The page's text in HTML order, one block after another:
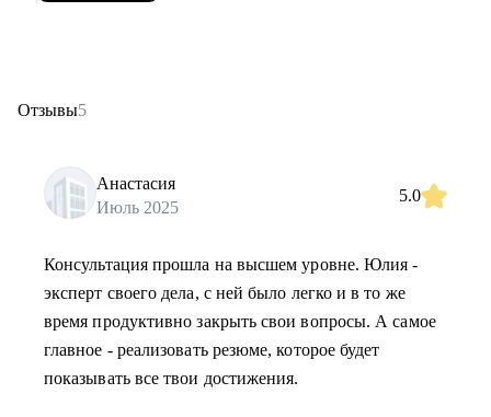
Отзывы5
Анастасия
Июль 2025
5.0
Консультация прошла на высшем уровне. Юлия -
эксперт своего дела, с ней было легко и в то же
время продуктивно закрыть свои вопросы. А самое
главное - реализовать резюме, которое будет
показывать все твои достижения.